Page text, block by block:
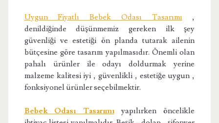
Uygun Fiyatlı Bebek Odası Tasarımı ,
denildiğinde düşünmemiz gereken ilk şey
güvenliği ve estetiği ön planda tutarak ailenin
bütçesine göre tasarım yapılmasıdır. Önemli olan
pahalı ürünler ile odayı doldurmak yerine
malzeme kalitesi iyi , güvenlikli , estetiğe uygun ,
fonksiyonel ürünler seçebilmektir.
Bebek Odası Tasarımıyapılırken öncelikle